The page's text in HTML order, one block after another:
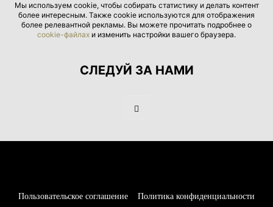
Мы используем cookie, чтобы собирать статистику и делать контент
более интересным. Также cookie используются для отображения
более релевантной рекламы. Вы можете прочитать подробнее о
cookie-файлах и изменить настройки вашего браузера.
СЛЕДУЙ ЗА НАМИ
Пользовательское соглашение Политика конфиденциальности